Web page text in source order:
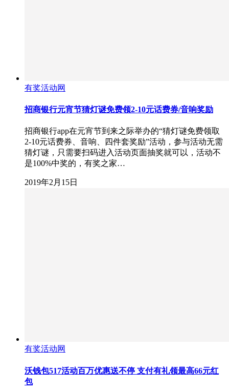
有奖活动网
招商银行元宵节猜灯谜免费领2-10元话费券/音响奖励
招商银行app在元宵节到来之际举办的“猜灯谜免费领取
2-10元话费券、音响、四件套奖励”活动，参与活动无需
猜灯谜，只需要扫码进入活动页面抽奖就可以，活动不
是100%中奖的，有奖之家…
2019年2月15日
有奖活动网
沃钱包517活动百万优惠送不停 支付有礼领最高66元红
包